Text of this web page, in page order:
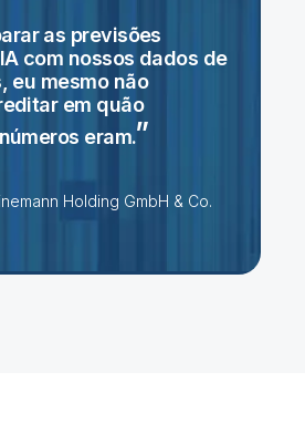
as previsões
com nossos dados de
eu mesmo não
em quão
eram.
Holding GmbH & Co.